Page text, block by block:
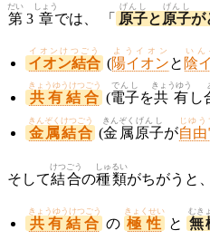
第
だい
3 章
しょう
では、 「 原子
げんし
と 原子
げんし
が
イオン結合
イオンけつごう
(陽イオン
ようイオン
と 陰
いん
共有結合
きょうゆうけつごう
(電子
でんし
を共有
きょうゆう
し
金属結合
きんぞくけつごう
(金属
きんぞく
原子
げんし
が自
じゆう
そして結合
けつごう
の種類
しゅるい
がちがうと
共有結合
きょうゆうけつごう
の 極性
きょくせい
と 無
むき